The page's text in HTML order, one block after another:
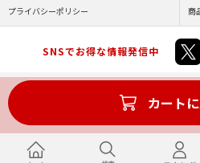
カート
プライバシーポリシー 商
SNSでお得な情報発信中